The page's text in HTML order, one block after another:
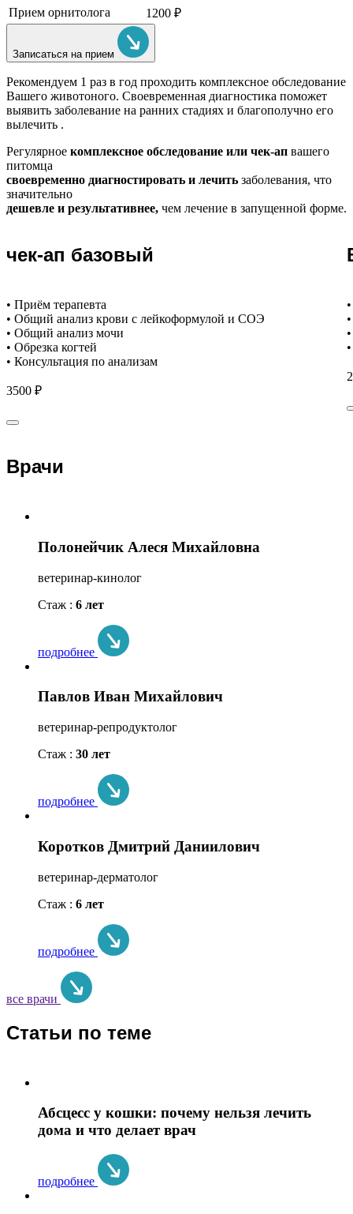
Прием орнитолога
1200 ₽
Записаться на прием
Рекомендуем 1 раз в год проходить комплексное обследование
Вашего животоного. Своевременная диагностика поможет
выявить заболевание на ранних стадиях и благополучно его
вылечить .
Регулярное комплексное обследование или чек-ап вашего
питомца
своевременно диагностировать и лечить заболевания, что
значительно
дешевле и результативнее, чем лечение в запущенной форме.
чек-ап базовый
• Приём терапевта
• Общий анализ крови с лейкоформулой и СОЭ
• Общий анализ мочи
• Обрезка когтей
• Консультация по анализам
3500 ₽
Врачи
Полонейчик Алеся Михайловна
ветеринар-кинолог
Стаж : 6 лет
подробнее
Павлов Иван Михайлович
ветеринар-репродуктолог
Стаж : 30 лет
подробнее
Коротков Дмитрий Даниилович
ветеринар-дерматолог
Стаж : 6 лет
подробнее
все врачи
Статьи по теме
Абсцесс у кошки: почему нельзя лечить
дома и что делает врач
подробнее